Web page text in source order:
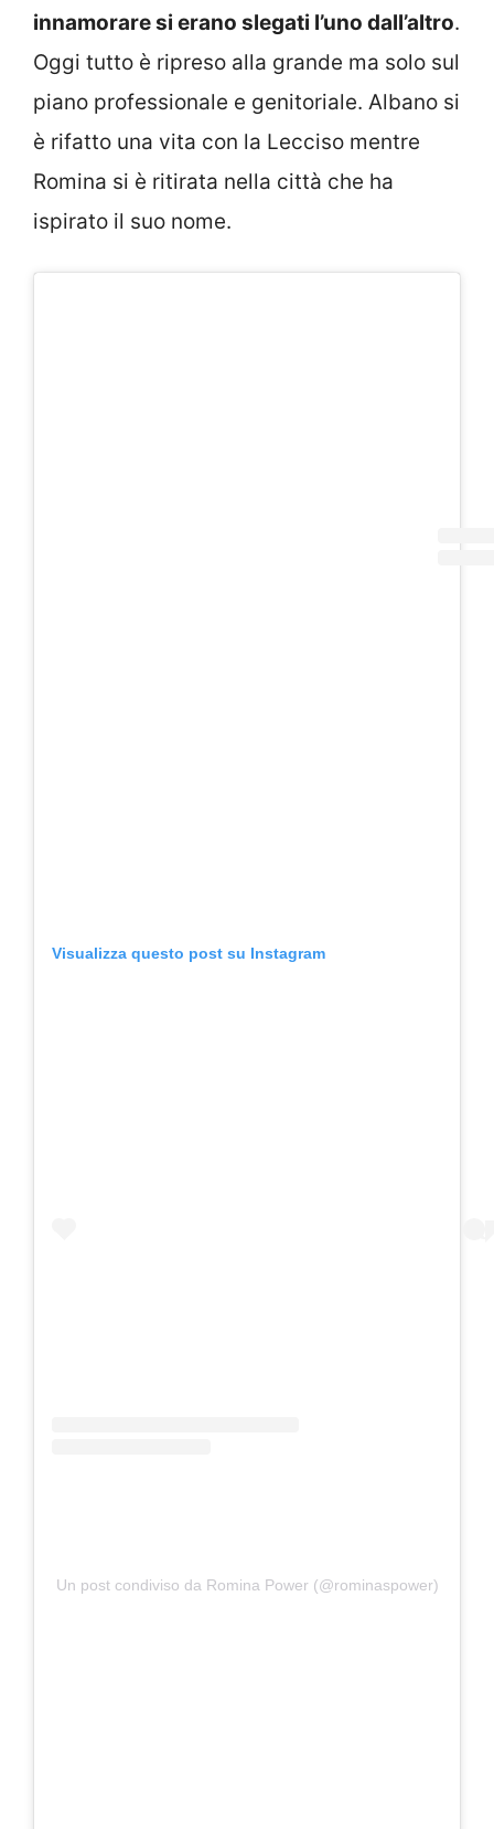
innamorare si erano slegati l’uno dall’altro.
Oggi tutto è ripreso alla grande ma solo sul
piano professionale e genitoriale. Albano si
è rifatto una vita con la Lecciso mentre
Romina si è ritirata nella città che ha
ispirato il suo nome.
Visualizza questo post su Instagram
Un post condiviso da Romina Power (@rominaspower)